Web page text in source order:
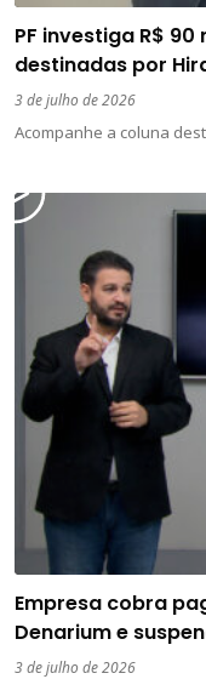
PF investiga R$ 90
destinadas por
3 de julho de 2026
Acompanhe a coluna
Empresa cobra
Denarium e
3 de julho de 2026